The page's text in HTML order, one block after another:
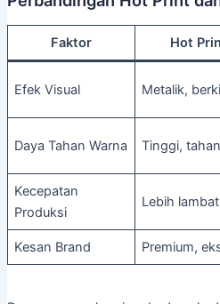
Faktor Hot
Efek Visual Metalik,
Daya Tahan Warna Tinggi,
Kecepatan
Produksi
Lebih lambat
Kesan Brand Premium,